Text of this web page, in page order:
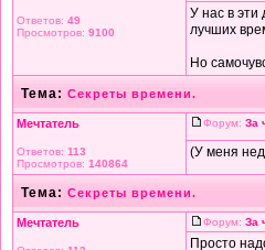
Ответов: 49
Просмотров: 9100
У нас в эти
лучших
Но
Тема: Секреты времени.
Мечтатель
Ответов: 113
Просмотров: 140864
Форум: За
(У меня
Тема: Секреты времени.
Мечтатель Форум: За
Просто